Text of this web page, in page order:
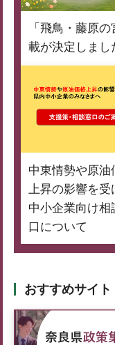
「飛鳥・藤原
載が決定しまし
中東情勢や原油
上昇の影響を受
中小企業向け相
口について
おすすめサイト